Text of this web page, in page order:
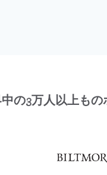
の3万人以上も